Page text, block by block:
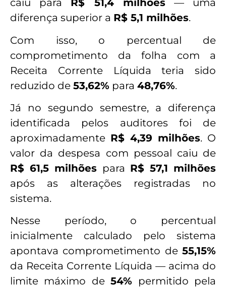
caiu para R$ 51,4 milhões — uma
diferença superior a R$ 5,1 milhões.
Com isso, o percentual de
comprometimento da folha com a
Receita Corrente Líquida teria sido
reduzido de 53,62% para 48,76%.
Já no segundo semestre, a diferença
identificada pelos auditores foi de
aproximadamente R$ 4,39 milhões. O
valor da despesa com pessoal caiu de
R$ 61,5 milhões para R$ 57,1 milhões
após as alterações registradas no
sistema.
Nesse período, o percentual
inicialmente calculado pelo sistema
apontava comprometimento de 55,15%
da Receita Corrente Líquida — acima do
limite máximo de54% permitido pela